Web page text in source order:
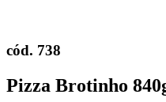
cód. 738
Pizza Brotinho